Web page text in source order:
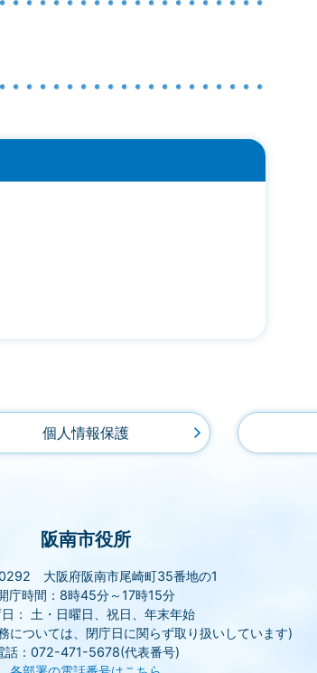
個人情報保護
阪南市役所
大阪府阪南市尾崎町35番地の1
庁時間：8時45分～17時15分
： 土・日曜日、祝日、年末年始
については、閉庁日に関らず取り扱いしています)
話：072-471-5678(代表番号)